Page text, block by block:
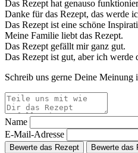
Das Rezept hat genauso
Danke für das Rezept, das werde
Das Rezept ist eine schöne
Meine Familie liebt das Rezept.
Das Rezept gefällt mir ganz gut.
Das Rezept ist gut, aber ich werde
Schreib uns gerne Deine Meinung
Name
E-Mail-Adresse
Bewerte das Rezept Bewerte das